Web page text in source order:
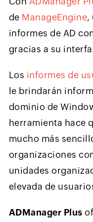
de ManageEngine,
informes de AD
gracias a su
Los informes de
le brindarán
dominio de
herramienta hace
mucho más
organizaciones
unidades
elevada de
ADManager Plus